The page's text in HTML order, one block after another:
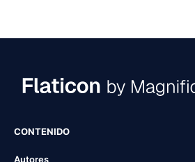
CONTENIDO
Autores